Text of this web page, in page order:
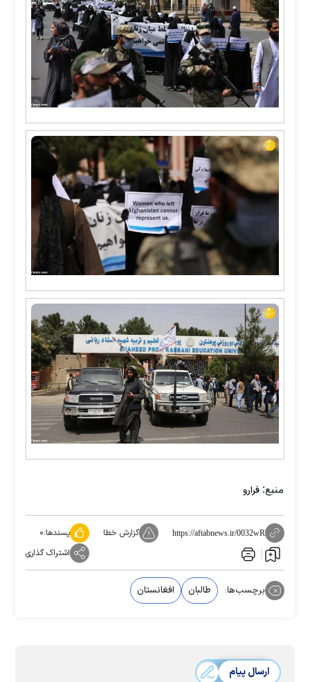
منبع: فرارو
https://aftabnews.ir/0032wR گزارش خطا پسندها:۰
اشتراک گذاری
برچسب‌ها: طالبان افغانستان
ارسال پیام